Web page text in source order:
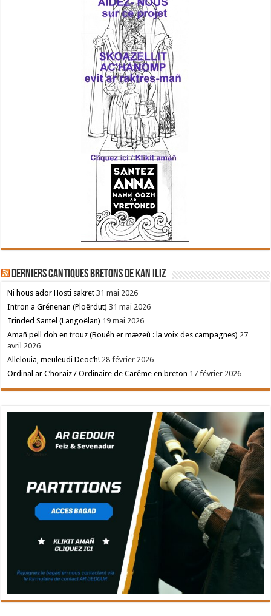
Derniers cantiques bretons de Kan Iliz
Ni hous ador Hosti sakret 31 mai 2026
Intron a Grénenan (Ploërdut) 31 mai 2026
Trinded Santel (Langoëlan) 19 mai 2026
Amañ pell doh en trouz (Bouéh er mæzeù : la voix des campagnes) 27
avril 2026
Allelouia, meuleudi Deoc’h! 28 février 2026
Ordinal ar C’horaiz / Ordinaire de Carême en breton 17 février 2026